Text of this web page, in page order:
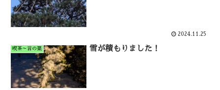
2024.11.25
喫茶～言の葉 雪が積もりました！